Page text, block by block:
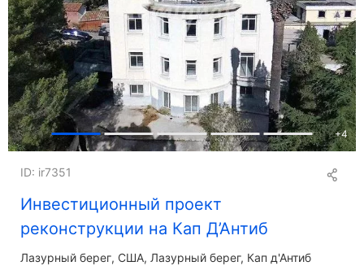
+4
Инвестиционный проект
реконструкции на Кап Д’Антиб
ID: ir7351
Лазурный берег США, Лазурный берег, Кап д'Антиб